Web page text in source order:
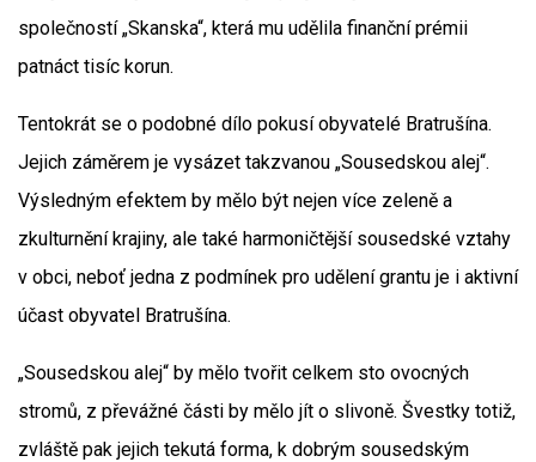
společností „Skanska“, která mu udělila finanční prémii
patnáct tisíc korun.
Tentokrát se o podobné dílo pokusí obyvatelé Bratrušína.
Jejich záměrem je vysázet takzvanou „Sousedskou alej“.
Výsledným efektem by mělo být nejen více zeleně a
zkulturnění krajiny, ale také harmoničtější sousedské vztahy
v obci, neboť jedna z podmínek pro udělení grantu je i aktivní
účast obyvatel Bratrušína.
„Sousedskou alej“ by mělo tvořit celkem sto ovocných
stromů, z převážné části by mělo jít o slivoně. Švestky totiž,
zvláště pak jejich tekutá forma, k dobrým sousedským